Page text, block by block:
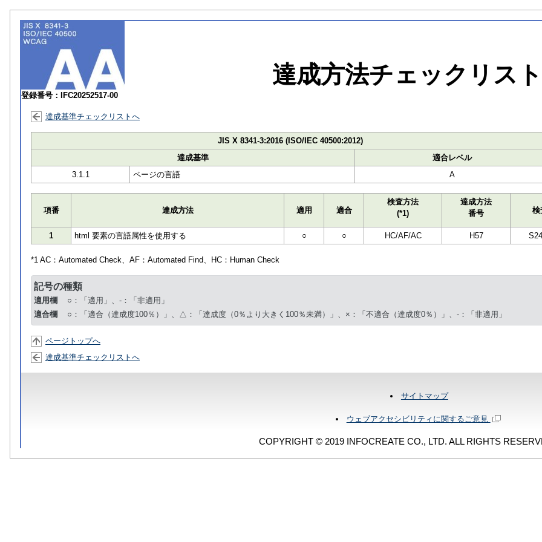
登録番号：IFC20252517-00
達成方法チェックリスト
達成基準チェックリストへ
JIS X 8341-3:2016 (ISO/IEC 40500:2012)
達成基準
適合レベル
3.1.1
ページの言語 A
項番 達成方法 適用 適合
検査方法
(*1)
達成方法
番号
検
1 html 要素の言語属性を使用する ○ ○ HC/AF/AC H57
*1 AC： Automated Check、AF： Automated Find、HC： Human Check
記号の種類
適用欄
○：「適用」、-：「非適用」
適合欄
○：「適合（達成度100％）」、△：「達成度（0％より大きく100％未満）」、×：「不適合（達成度0％）」、-：「非適用」
ページトップへ
達成基準チェックリストへ
サイトマップ
ウェブアクセシビリティに関するご意見
COPYRIGHT © 2019 INFOCREATE CO., LTD. ALL RIGHTS